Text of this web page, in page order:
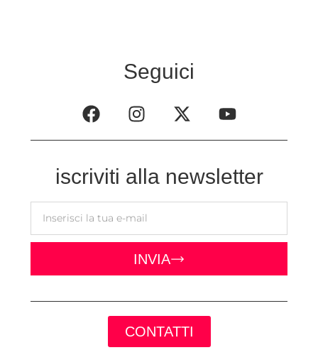
Seguici
iscriviti alla newsletter
INVIA
CONTATTI